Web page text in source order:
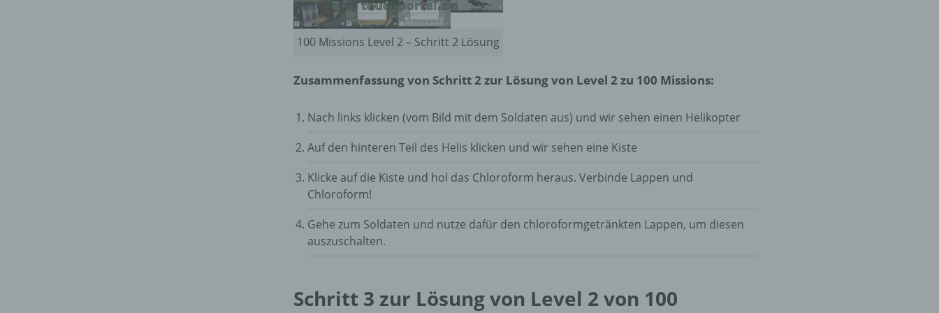
100 Missions Level 2 – Schritt 2 Lösung
Zusammenfassung von Schritt 2 zur Lösung von Level 2 zu 100 Missions:
Nach links klicken (vom Bild mit dem Soldaten aus) und wir sehen einen Helikopter
Auf den hinteren Teil des Helis klicken und wir sehen eine Kiste
Klicke auf die Kiste und hol das Chloroform heraus. Verbinde Lappen und
Chloroform!
Gehe zum Soldaten und nutze dafür den chloroformgetränkten Lappen, um diesen
auszuschalten.
Schritt 3 zur Lösung von Level 2 von 100
Einschränkung der Verarbeitung ist die Markierung gespeicherter
personenbezogener Daten mit dem Ziel, ihre künftige Verarbeitung
e) Profiling
Profiling ist jede Art der automatisierten Verarbeitung
personenbezogenen Daten verwendet werden, um bestimmte
persönliche Aspekte, die sich auf eine natürliche Person beziehen,
wirtschaftlicher Lage, Gesundheit, persönlicher Vorlieben, Interessen,
Zuverlässigkeit, Verhalten, Aufenthaltsort oder Ortswechsel dieser
natürlichen Person zu analysieren oder vorherzusagen.
f) Pseudonymisierung